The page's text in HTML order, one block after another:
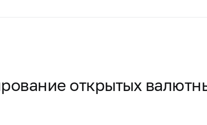
открытых